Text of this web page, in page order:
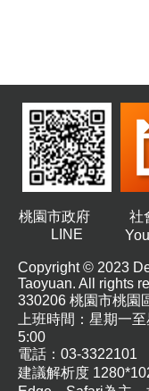
府
網
料
開
放
宣
告
隱
桃園市政府
LINE
Copyright © 2023
Taoyuan. All rights
330206 桃園市桃園
上班時間：星期一
5:00
電話：03-3322101
建議解析度